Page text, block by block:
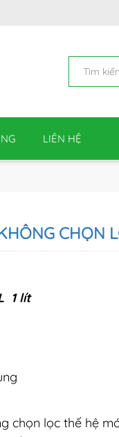
LIÊN HỆ
CHỌN
1 lít
chọn lọc thế hệ